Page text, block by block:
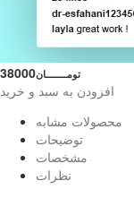
38000تومــــــــان
افزودن به سبد و خرید
محصولات مشابه
توضیحات
مشخصات
نظرات